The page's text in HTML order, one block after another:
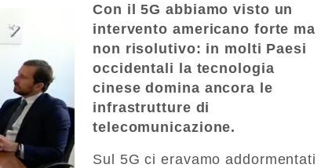
Con il 5G abbiamo visto un
intervento americano forte ma
non risolutivo: in molti Paesi
occidentali la tecnologia
cinese domina ancora le
infrastrutture di
telecomunicazione.
Sul 5G ci eravamo addormentati